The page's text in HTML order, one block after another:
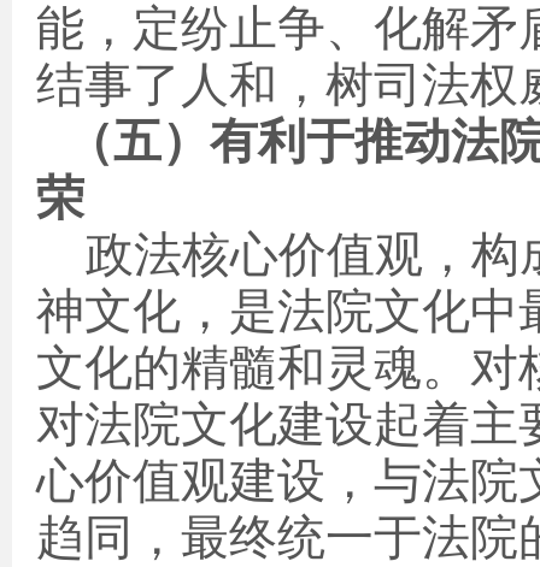
能，定纷止争、化解
结事了人和，树司法权
（五）有利于推动法
荣
政法核心价值观，
神文化，是法院文化中
文化的精髓和灵魂。
对法院文化建设起着
心价值观建设，与法院
趋同，最终统一于法